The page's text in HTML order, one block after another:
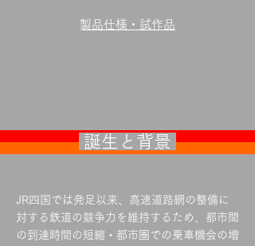
​製品仕様・試作品
誕生と背景
JR四国では発足以来、高速道路網の整備に
対する鉄道の競争力を維持するため、都市間
の到達時間の短縮・都市圏での乗車機会の増